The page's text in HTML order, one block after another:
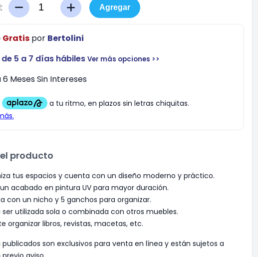
Agregar
Gratispor Bertolini
de 5 a 7 días hábiles Ver más opciones >>
6 Meses Sin Intereses
producto
tus espacios y cuenta con un diseño moderno y práctico.
acabado en pintura UV para mayor duración.
con un nicho y 5 ganchos para organizar.
ser utilizada sola o combinada con otros muebles.
organizar libros, revistas, macetas, etc.
publicados son exclusivos para venta en línea y están sujetos a